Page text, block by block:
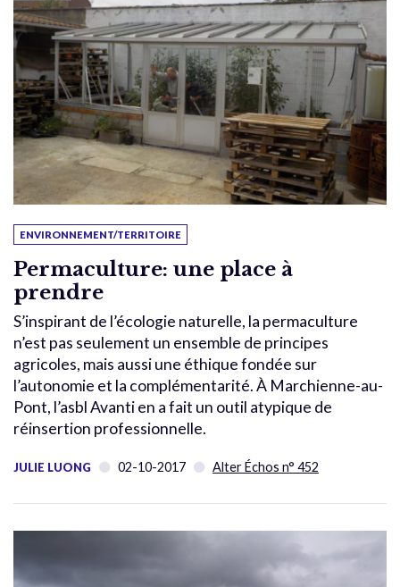
ENVIRONNEMENT/TERRITOIRE
Permaculture: une place à
prendre
S’inspirant de l’écologie naturelle, la permaculture
n’est pas seulement un ensemble de principes
agricoles, mais aussi une éthique fondée sur
l’autonomie et la complémentarité. À Marchienne-au-
Pont, l’asbl Avanti en a fait un outil atypique de
réinsertion professionnelle.
JULIE LUONG 02-10-2017 Alter Échos n° 452